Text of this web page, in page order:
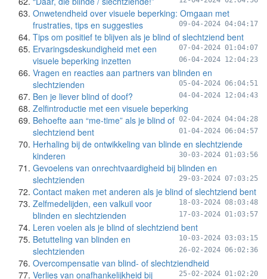
Onwetendheid over visuele beperking: Omgaan met
frustraties, tips en suggesties
09-04-2024 04:04:17
Tips om positief te blijven als je blind of slechtziend bent
07-04-2024 01:04:07
Ervaringsdeskundigheid met een
visuele beperking inzetten
06-04-2024 12:04:23
Vragen en reacties aan partners van blinden en
slechtzienden
05-04-2024 06:04:51
Ben je liever blind of doof? 04-04-2024 12:04:43
Zelfintroductie met een visuele beperking
02-04-2024 04:04:28
Behoefte aan “me-time” als je blind of
slechtziend bent
01-04-2024 06:04:57
Herhaling bij de ontwikkeling van blinde en slechtziende
kinderen
30-03-2024 01:03:56
Gevoelens van onrechtvaardigheid bij blinden en
slechtzienden
29-03-2024 07:03:25
Contact maken met anderen als je blind of slechtziend bent
18-03-2024 08:03:48
Zelfmedelijden, een valkuil voor
blinden en slechtzienden
17-03-2024 01:03:57
Leren voelen als je blind of slechtziend bent
10-03-2024 03:03:15
Betutteling van blinden en
slechtzienden
26-02-2024 06:02:36
Overcompensatie van blind- of slechtziendheid
25-02-2024 01:02:20
Verlies van onafhankelijkheid bij